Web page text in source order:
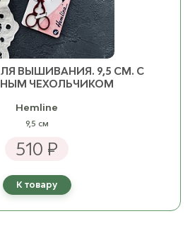
ВЫШИВАНИЯ. 9,5 СМ. С
ЧЕХОЛЬЧИКОМ
Hemline
9,5 см
510 ₽
К товару